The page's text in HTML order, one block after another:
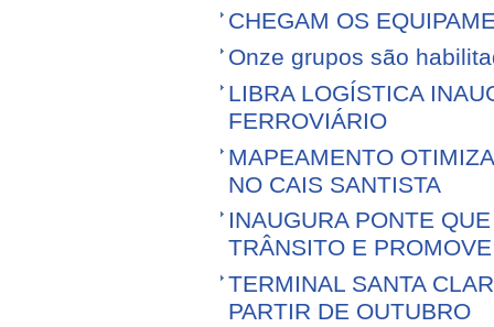
CHEGAM OS
Onze grupos são
LIBRA LOGÍSTICA
FERROVIÁRIO
MAPEAMENTO
NO CAIS SANTISTA
INAUGURA PONTE
TRÂNSITO E
TERMINAL SANTA
PARTIR DE OUTUBRO